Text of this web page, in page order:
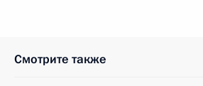
Смотрите также